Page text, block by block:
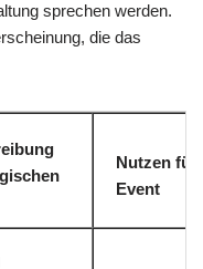
sprechen werden.
die das
Nutzen für
Event